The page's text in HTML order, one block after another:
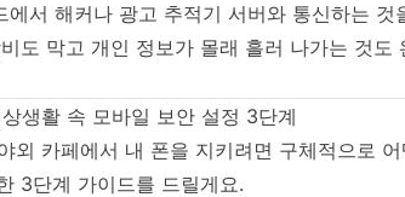
서 해커나 광고 추적기 서버와 통신하는 것
도 막고 개인 정보가 몰래 흘러 나가는 것도
생활 속 모바일 보안 설정 3단계
외 카페에서 내 폰을 지키려면 구체적으로
3단계 가이드를 드릴게요.